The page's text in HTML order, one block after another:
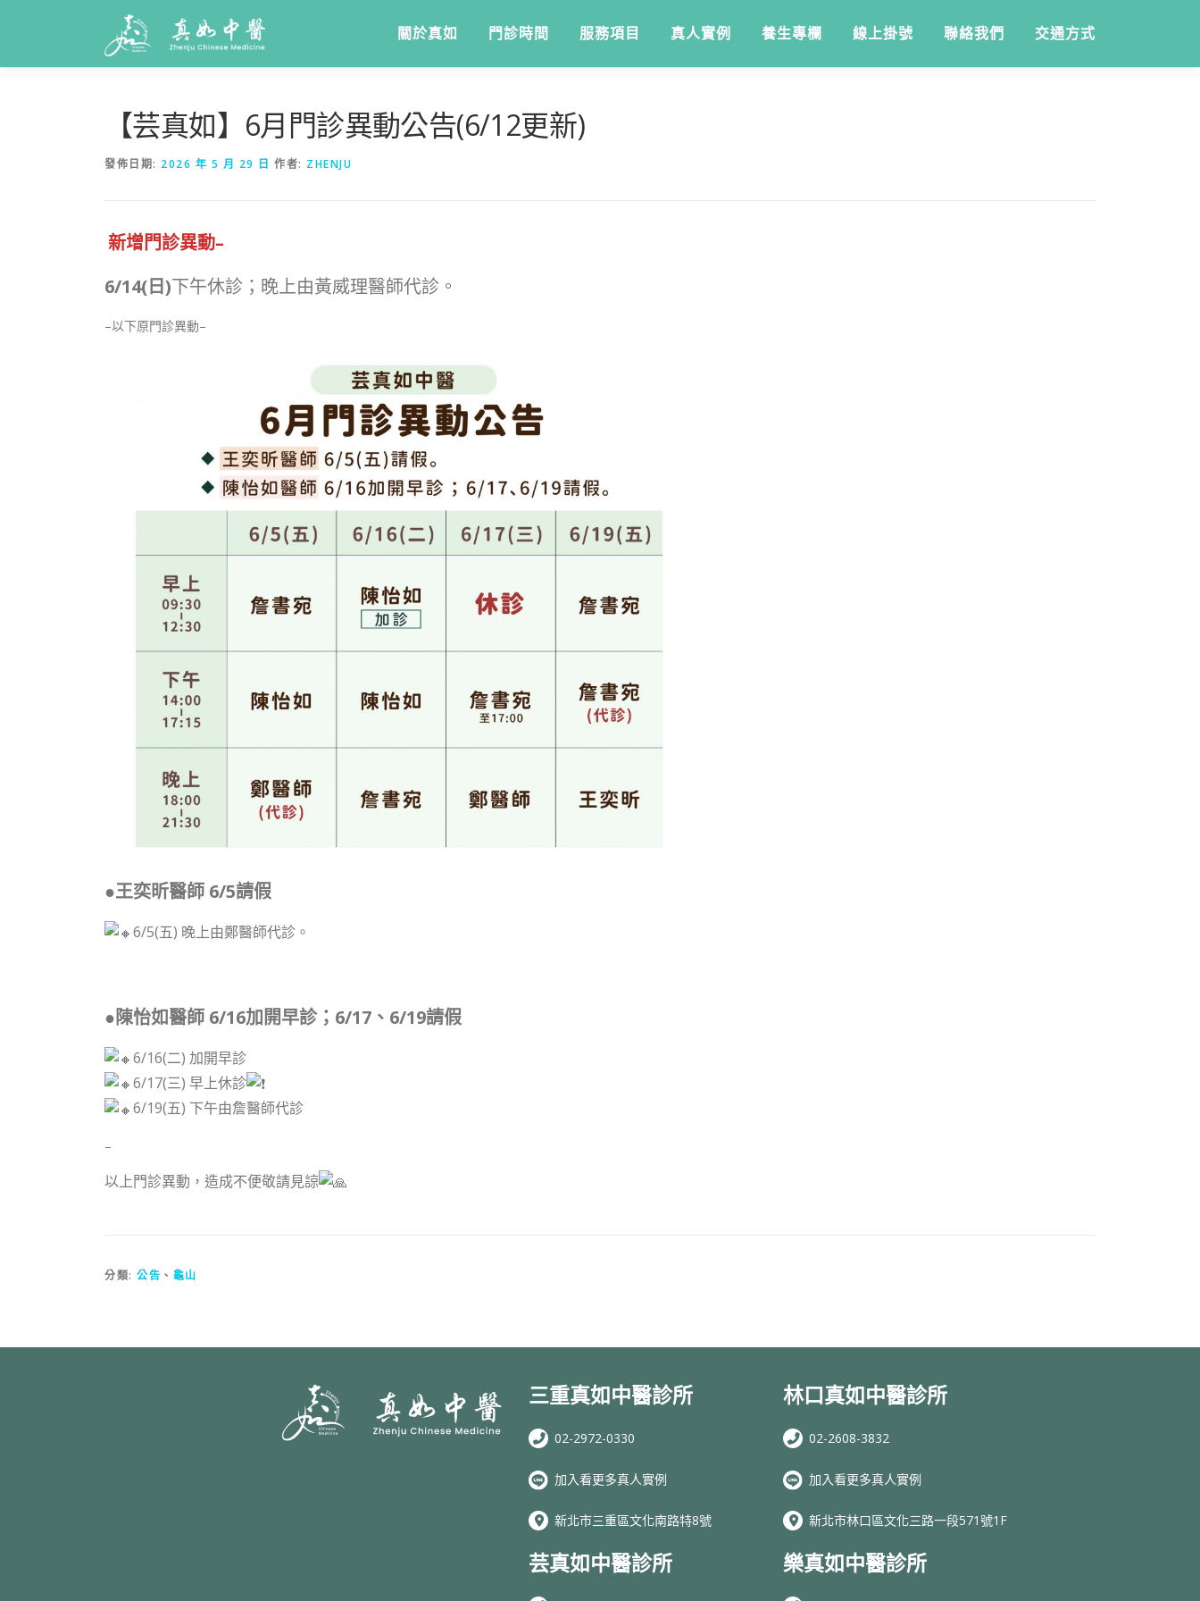
關於真如 門診時間 服務項目 真人實例 養生專欄 線上掛號 聯絡我們 交通方式
【芸真如】6月門診異動公告(6/12更新)
發佈日期: 2026 年 5 月 29 日 作者: ZHENJU
新增門診異動–
6/14(日)下午休診；晚上由黃威理醫師代診。
–以下原門診異動–
●王奕昕醫師 6/5請假
6/5(五) 晚上由鄭醫師代診。
●陳怡如醫師 6/16加開早診；6/17、6/19請假
6/16(二) 加開早診
6/17(三) 早上休診
6/19(五) 下午由詹醫師代診
–
以上門診異動，造成不便敬請見諒
分類: 公告 、 龜山
三重真如中醫診所
02-2972-0330
加入看更多真人實例
新北市三重區文化南路特8號
芸真如中醫診所
林口真如中醫診所
02-2608-3832
加入看更多真人實例
新北市林口區文化三路一段571號1F
樂真如中醫診所